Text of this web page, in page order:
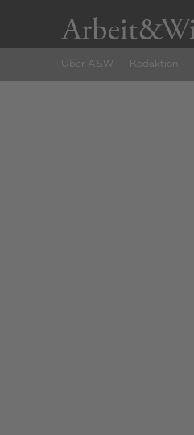
Über A&W Redaktion